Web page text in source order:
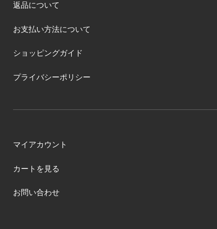
返品について
お支払い方法について
ショッピングガイド
プライバシーポリシー
マイアカウント
カートを見る
お問い合わせ